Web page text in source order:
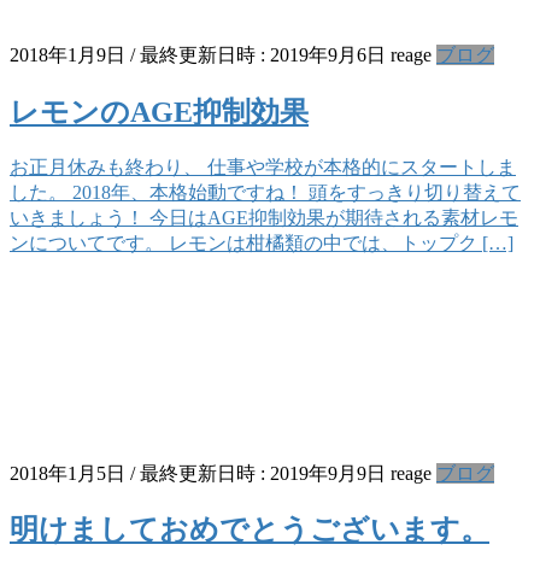
2018年1月9日 / 最終更新日時 : 2019年9月6日 reage ブログ
レモンのAGE抑制効果
お正月休みも終わり、 仕事や学校が本格的にスタートしま
した。 2018年、本格始動ですね！ 頭をすっきり切り替えて
いきましょう！ 今日はAGE抑制効果が期待される素材レモ
ンについてです。 レモンは柑橘類の中では、トップク […]
2018年1月5日 / 最終更新日時 : 2019年9月9日 reage ブログ
明けましておめでとうございます。